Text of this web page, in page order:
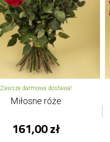
Zawsze darmowa dostawa!
Miłosne róże
161,00 zł